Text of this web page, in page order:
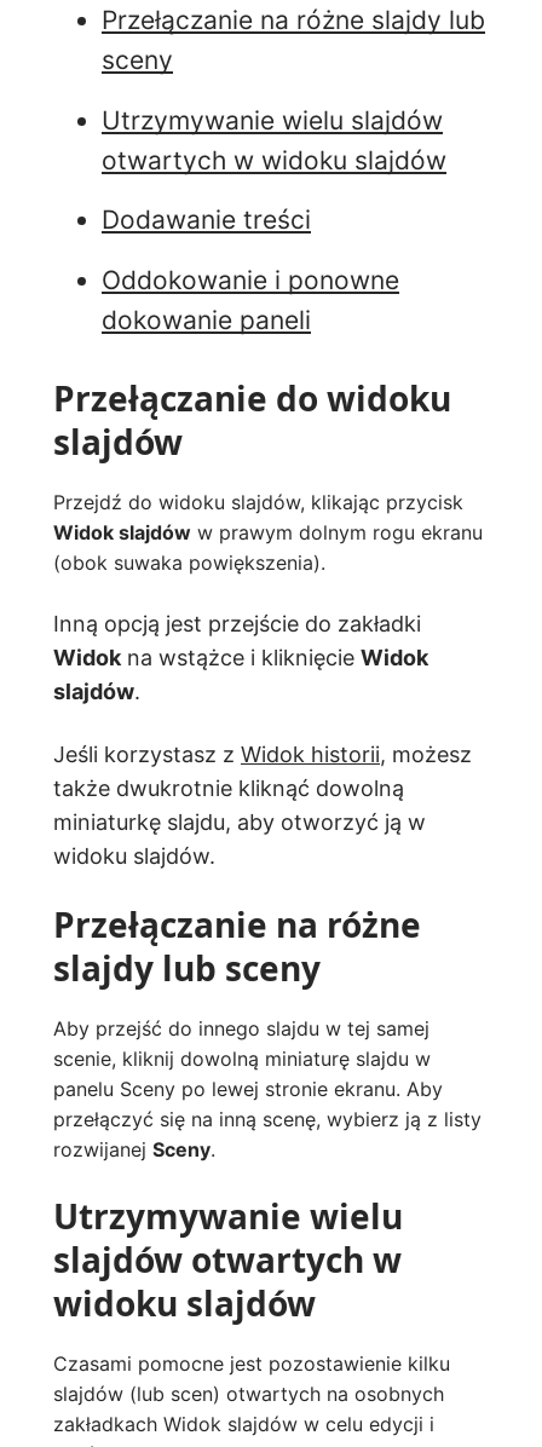
Przełączanie na różne slajdy lub
sceny
Utrzymywanie wielu slajdów
otwartych w widoku slajdów
Dodawanie treści
Oddokowanie i ponowne
dokowanie paneli
Przełączanie do widoku
slajdów
Przejdź do widoku slajdów, klikając przycisk
Widok slajdów w prawym dolnym rogu ekranu
(obok suwaka powiększenia).
Inną opcją jest przejście do zakładki
Widok na wstążce i kliknięcie Widok
slajdów.
Jeśli korzystasz z Widok historii, możesz
także dwukrotnie kliknąć dowolną
miniaturkę slajdu, aby otworzyć ją w
widoku slajdów.
Przełączanie na różne
slajdy lub sceny
Aby przejść do innego slajdu w tej samej
scenie, kliknij dowolną miniaturę slajdu w
panelu Sceny po lewej stronie ekranu. Aby
przełączyć się na inną scenę, wybierz ją z listy
rozwijanej Sceny.
Utrzymywanie wielu
slajdów otwartych w
widoku slajdów
Czasami pomocne jest pozostawienie kilku
slajdów (lub scen) otwartych na osobnych
zakładkach Widok slajdów w celu edycji i